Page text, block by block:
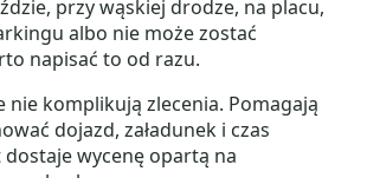
przy wąskiej drodze, na placu,
albo nie może zostać
napisać to od razu.
nie komplikują zlecenia. Pomagają
dojazd, załadunek i czas
wycenę opartą na